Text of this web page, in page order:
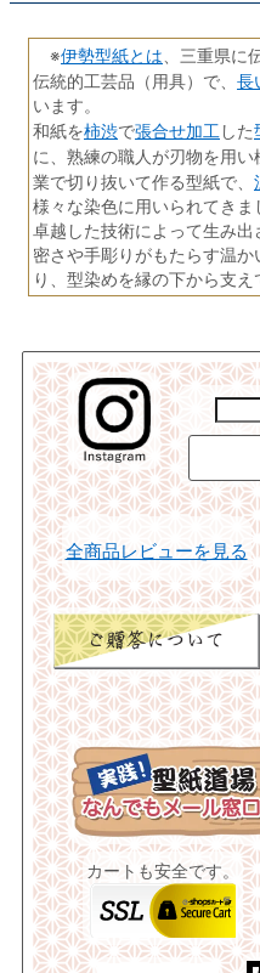
※伊勢型紙とは、三重県に
伝統的工芸品（用具）で、 長
います。
和紙を柿渋で張合せ加工した
に、熟練の職人が刃物を用い
業で切り抜いて作る型紙で、
様々な染色に用いられてきま
卓越した技術によって生み
密さや手彫りがもたらす温
り、型染めを縁の下から支え
全商品レビューを見る
カートも安全です。